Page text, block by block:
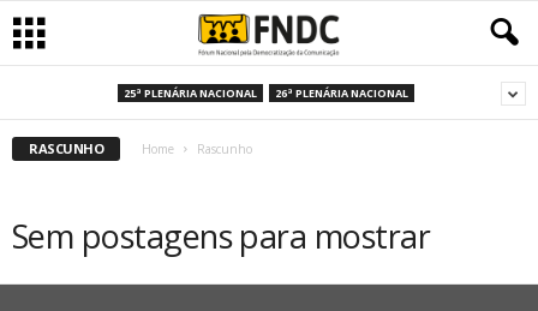
25ª PLENÁRIA NACIONAL 26ª PLENÁRIA NACIONAL
RASCUNHO Home Rascunho
Sem postagens para mostrar